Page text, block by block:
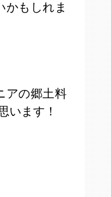
かもしれま
アの郷土料
います！